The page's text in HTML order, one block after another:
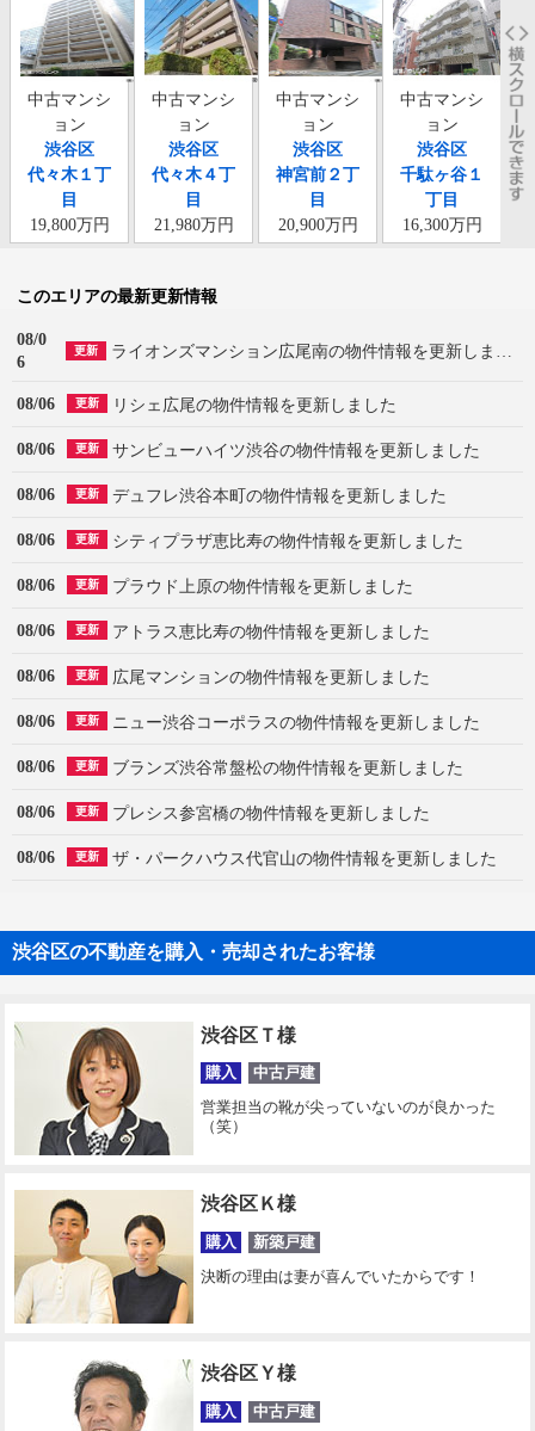
中古マンシ
ョン
渋谷区
代々木１丁
目
19,800万円
中古マンシ
ョン
渋谷区
代々木４丁
目
21,980万円
中古マンシ
ョン
渋谷区
神宮前２丁
目
20,900万円
中古マンシ
ョン
渋谷区
千駄ヶ谷１
丁目
16,300万円
このエリアの最新更新情報
08/0
6
更新 ライオンズマンション広尾南の物件情報を更新しました
08/06 更新 リシェ広尾の物件情報を更新しました
08/06 更新 サンビューハイツ渋谷の物件情報を更新しました
08/06 更新 デュフレ渋谷本町の物件情報を更新しました
08/06 更新 シティプラザ恵比寿の物件情報を更新しました
08/06 更新 プラウド上原の物件情報を更新しました
08/06 更新 アトラス恵比寿の物件情報を更新しました
08/06 更新 広尾マンションの物件情報を更新しました
08/06 更新 ニュー渋谷コーポラスの物件情報を更新しました
08/06 更新 ブランズ渋谷常盤松の物件情報を更新しました
08/06 更新 プレシス参宮橋の物件情報を更新しました
08/06 更新 ザ・パークハウス代官山の物件情報を更新しました
渋谷区の不動産を購入・売却されたお客様
渋谷区Ｔ様
購入 中古戸建
営業担当の靴が尖っていないのが良かった
（笑）
渋谷区Ｋ様
購入 新築戸建
決断の理由は妻が喜んでいたからです！
渋谷区Ｙ様
購入 中古戸建